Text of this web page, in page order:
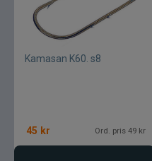
Kamasan K60. s8
45 kr Ord. pris 49 kr